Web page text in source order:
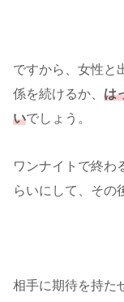
ですから、女性と
係を続けるか、 は
いでしょう。
ワンナイトで終わ
らいにして、その
相手に期待を持た